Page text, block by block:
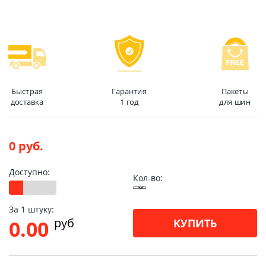
Быстрая
доставка
Гарантия
1 год
Пакеты
для шин
0 руб.
Доступно:
Кол-во:
За 1 штуку:
0.00 pуб КУПИТЬ